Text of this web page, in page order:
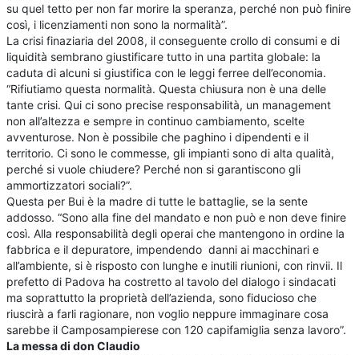
su quel tetto per non far morire la speranza, perché non può finire
così, i licenziamenti non sono la normalità”.
La crisi finaziaria del 2008, il conseguente crollo di consumi e di
liquidità sembrano giustificare tutto in una partita globale: la
caduta di alcuni si giustifica con le leggi ferree dell’economia.
“Rifiutiamo questa normalità. Questa chiusura non è una delle
tante crisi. Qui ci sono precise responsabilità, un management
non all’altezza e sempre in continuo cambiamento, scelte
avventurose. Non è possibile che paghino i dipendenti e il
territorio. Ci sono le commesse, gli impianti sono di alta qualità,
perché si vuole chiudere? Perché non si garantiscono gli
ammortizzatori sociali?”.
Questa per Bui è la madre di tutte le battaglie, se la sente
addosso. “Sono alla fine del mandato e non può e non deve finire
così. Alla responsabilità degli operai che mantengono in ordine la
fabbrica e il depuratore, impendendo danni ai macchinari e
all’ambiente, si è risposto con lunghe e inutili riunioni, con rinvii. Il
prefetto di Padova ha costretto al tavolo del dialogo i sindacati
ma soprattutto la proprietà dell’azienda, sono fiducioso che
riuscirà a farli ragionare, non voglio neppure immaginare cosa
sarebbe il Camposampierese con 120 capifamiglia senza lavoro”.
La messa di don Claudio